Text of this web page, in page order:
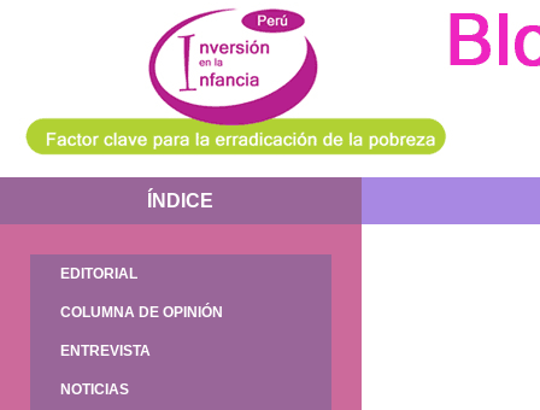
ÍNDICE
EDITORIAL
COLUMNA DE OPINIÓN
ENTREVISTA
NOTICIAS